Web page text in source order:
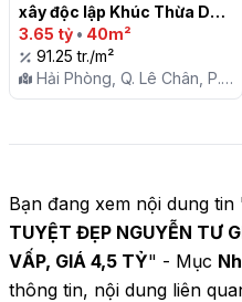
xây độc lập Khúc Thừa Dụ -
Thiên Lôi
3.65 tỷ • 40m²
91.25 tr./m²
Hải Phòng, Q. Lê Chân, P.
Vĩnh Niệm
Bạn đang xem nội dung tin
TUYỆT ĐẸP NGUYỄN TƯ
VẤP, GIÁ 4,5 TỶ" - Mục
thông tin, nội dung liên